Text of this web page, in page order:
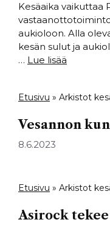
Kesäaika vaikuttaa
aukioloon. Alla
kesän sulut ja
… Lue lisää
Etusivu » Arkistot
Vesannon
8.6.2023
Etusivu » Arkistot
Asirock tekee